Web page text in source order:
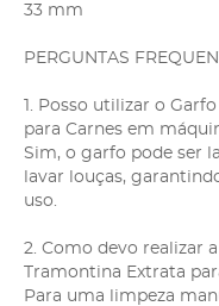
33 mm
PERGUNTAS
1. Posso utilizar o
para Carnes em
Sim, o garfo pode ser
lavar louças,
uso.
2. Como devo realizar
Tramontina Extrata
Para uma limpeza